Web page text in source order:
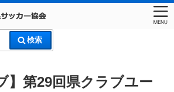
検索
ー協会
】第29回県クラブユー